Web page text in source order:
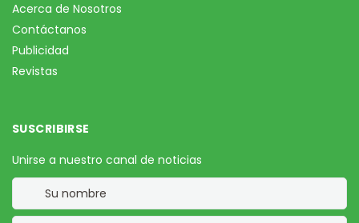
Acerca de Nosotros
Contáctanos
Publicidad
Revistas
SUSCRIBIRSE
Unirse a nuestro canal de noticias